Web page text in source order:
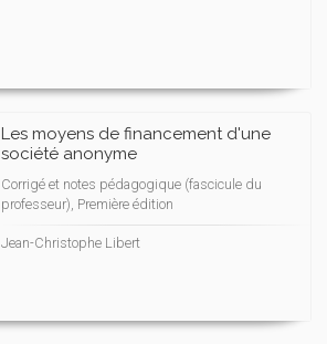
Les moyens de financement d'une
société anonyme
Corrigé et notes pédagogique (fascicule du
professeur), Première édition
Jean-Christophe Libert